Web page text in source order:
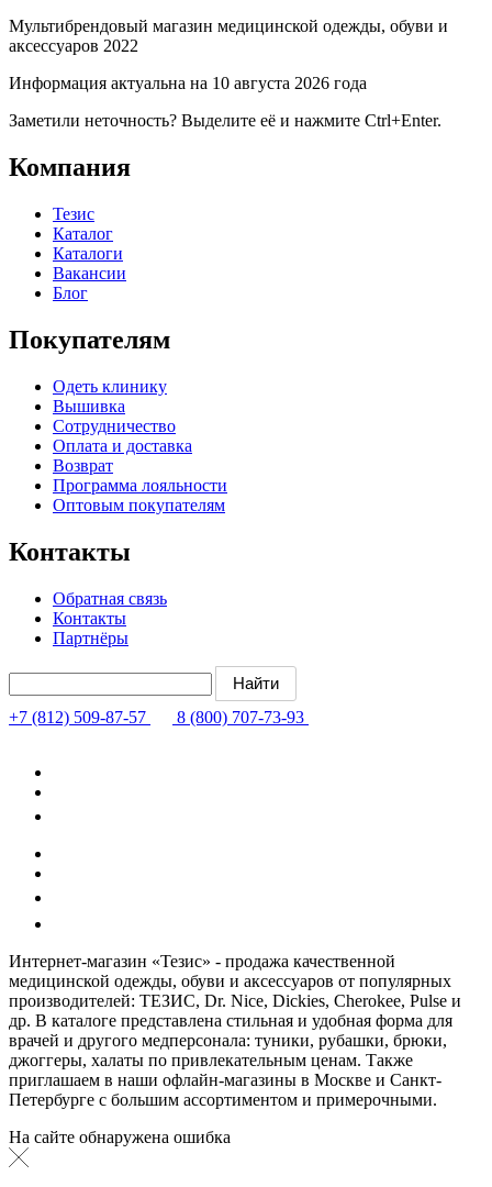
Мультибрендовый магазин медицинской одежды, обуви и
аксессуаров 2022
Информация актуальна на 10 августа 2026 года
Заметили неточность? Выделите её и нажмите Ctrl+Enter.
Компания
Тезис
Каталог
Каталоги
Вакансии
Блог
Покупателям
Одеть клинику
Вышивка
Сотрудничество
Оплата и доставка
Возврат
Программа лояльности
Оптовым покупателям
Контакты
Обратная связь
Контакты
Партнёры
+7 (812) 509-87-57 8 (800) 707-73-93
Интернет-магазин «Тезис» - продажа качественной
медицинской одежды, обуви и аксессуаров от популярных
производителей: ТЕЗИС, Dr. Nice, Dickies, Cherokee, Pulse и
др. В каталоге представлена стильная и удобная форма для
врачей и другого медперсонала: туники, рубашки, брюки,
джоггеры, халаты по привлекательным ценам. Также
приглашаем в наши офлайн-магазины в Москве и Санкт-
Петербурге с большим ассортиментом и примерочными.
На сайте обнаружена ошибка